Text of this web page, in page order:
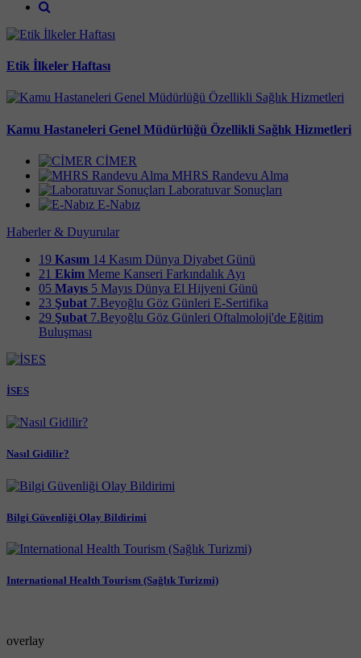
Etik İlkeler Haftası
Kamu Hastaneleri Genel Müdürlüğü Özellikli Sağlık Hizmetleri
CİMER
MHRS Randevu Alma
Laboratuvar Sonuçları
E-Nabız
Haberler & Duyurular
19 Kasım 14 Kasım Dünya Diyabet Günü
21 Ekim Meme Kanseri Farkındalık Ayı
05 Mayıs 5 Mayıs Dünya El Hijyeni Günü
23 Şubat 7.Beyoğlu Göz Günleri E-Sertifika
29 Şubat 7.Beyoğlu Göz Günleri Oftalmoloji'de Eğitim
Buluşması
İSES
Nasıl Gidilir?
Bilgi Güvenliği Olay Bildirimi
International Health Tourism (Sağlık Turizmi)
overlay